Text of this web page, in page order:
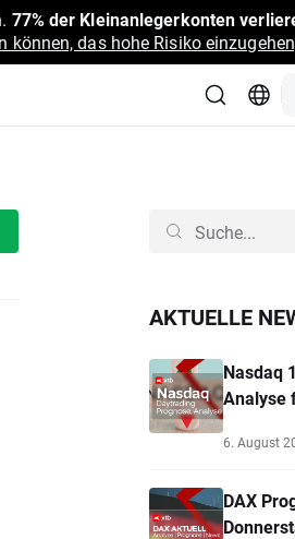
77% der Kleinanlegerkonten
das hohe Risiko
AKTUELLE
Nasdaq
Analyse
6. August
DAX